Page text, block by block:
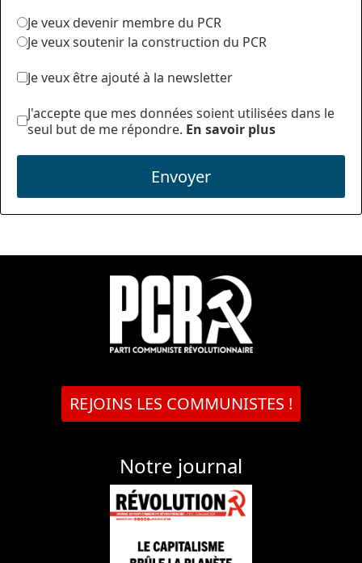
Je veux devenir membre du PCR
Je veux soutenir la construction du PCR
Je veux être ajouté à la newsletter
J'accepte que mes données soient utilisées dans le
seul but de me répondre. En savoir plus
Envoyer
REJOINS LES COMMUNISTES !
Notre journal